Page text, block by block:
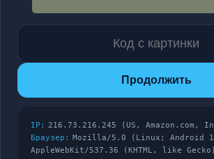
Продолжить
IP: 216.73.216.245 (US, Amazon.com,
Браузер: Mozilla/5.0 (Linux; Android
AppleWebKit/537.36 (KHTML, like Gecko)